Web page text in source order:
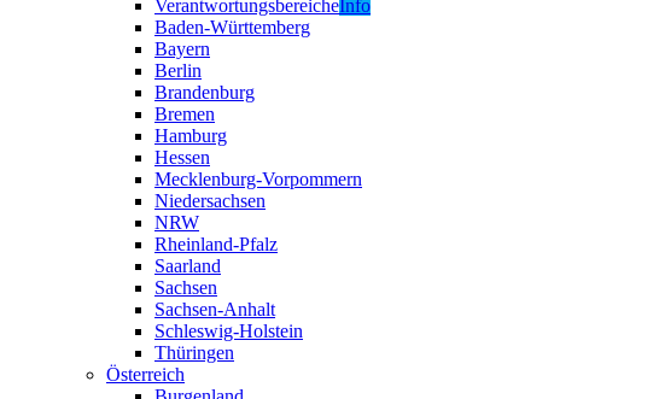
VerantwortungsbereicheInfo
Baden-Württemberg
Bayern
Berlin
Brandenburg
Bremen
Hamburg
Hessen
Mecklenburg-Vorpommern
Niedersachsen
NRW
Rheinland-Pfalz
Saarland
Sachsen
Sachsen-Anhalt
Schleswig-Holstein
Thüringen
Österreich